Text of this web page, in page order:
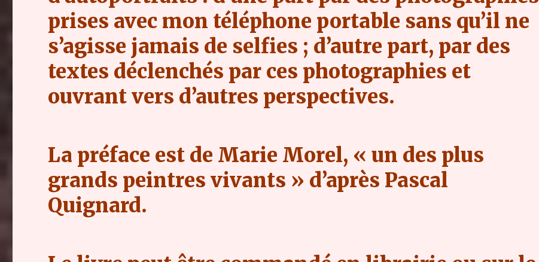
prises avec mon téléphone portable sans qu’il ne
s’agisse jamais de selfies ; d’autre part, par des
textes déclenchés par ces photographies et
ouvrant vers d’autres perspectives.
La préface est de Marie Morel, « un des plus
grands peintres vivants » d’après Pascal
Quignard.